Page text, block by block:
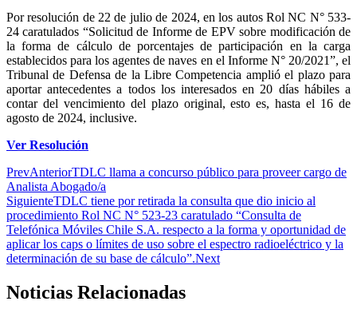
Por resolución de 22 de julio de 2024, en los autos Rol NC N° 533-
24 caratulados “Solicitud de Informe de EPV sobre modificación de
la forma de cálculo de porcentajes de participación en la carga
establecidos para los agentes de naves en el Informe N° 20/2021”, el
Tribunal de Defensa de la Libre Competencia amplió el plazo para
aportar antecedentes a todos los interesados en 20 días hábiles a
contar del vencimiento del plazo original, esto es, hasta el 16 de
agosto de 2024, inclusive.
Ver Resolución
PrevAnteriorTDLC llama a concurso público para proveer cargo de
Analista Abogado/a
SiguienteTDLC tiene por retirada la consulta que dio inicio al
procedimiento Rol NC N° 523-23 caratulado “Consulta de
Telefónica Móviles Chile S.A. respecto a la forma y oportunidad de
aplicar los caps o límites de uso sobre el espectro radioeléctrico y la
determinación de su base de cálculo”.Next
Noticias Relacionadas